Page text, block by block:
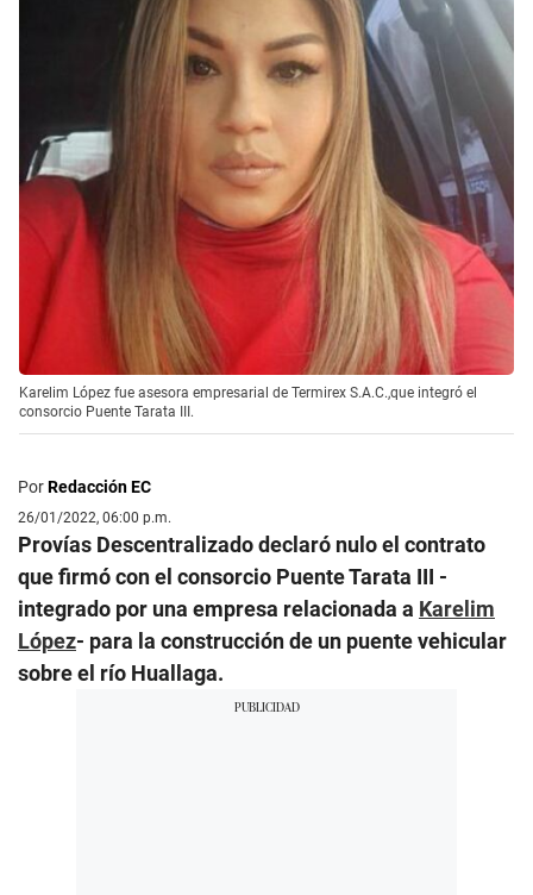
Karelim López fue asesora empresarial de Termirex S.A.C.,que integró el
consorcio Puente Tarata III.
PorRedacción EC
26/01/2022, 06:00 p.m.
Provías Descentralizado declaró nulo el contrato
que firmó con el consorcio Puente Tarata III -
integrado por una empresa relacionada a Karelim
López- para la construcción de un puente vehicular
sobre el río Huallaga.